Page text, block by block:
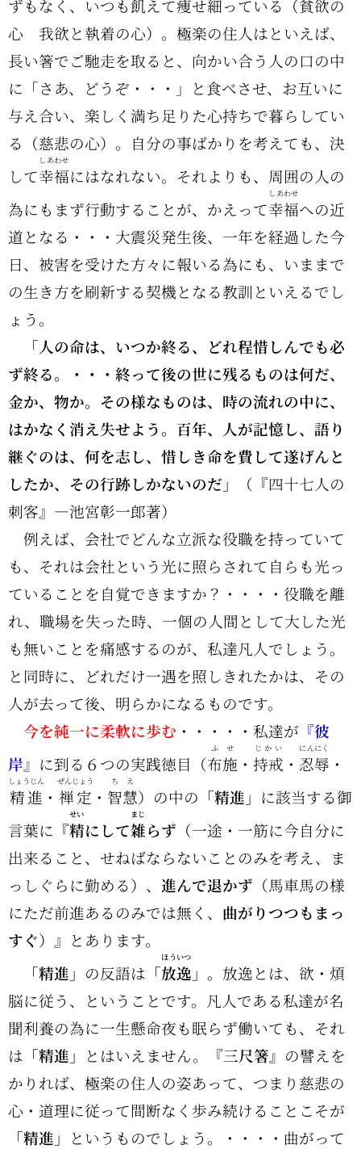
ずもなく、いつも飢えて痩せ細っている（貧欲の
心 我欲と執着の心）。極楽の住人はといえば、
長い箸でご馳走を取ると、向かい合う人の口の中
に「さあ、どうぞ・・・」と食べさせ、お互いに
与え合い、楽しく満ち足りた心持ちで暮らしてい
る（慈悲の心）。自分の事ばかりを考えても、決
して幸福
しあわせ
にはなれない。それよりも、周囲の人の
為にもまず行動することが、かえって幸福
しあわせ
への近
道となる・・・大震災発生後、一年を経過した今
日、被害を受けた方々に報いる為にも、いままで
の生き方を刷新する契機となる教訓といえるでし
ょう。
「人の命は、いつか終る、どれ程惜しんでも必
ず終る。・・・終って後の世に残るものは何だ、
金か、物か。その様なものは、時の流れの中に、
はかなく消え失せよう。百年、人が記憶し、語り
継ぐのは、何を志し、惜しき命を費して遂げんと
したか、その行跡しかないのだ」
（『四十七人の
刺客』―池宮彰一郎著）
例えば、会社でどんな立派な役職を持っていて
も、それは会社という光に照らされて自らも光っ
ていることを自覚できますか？・・・・役職を離
れ、職場を失った時、一個の人間として大した光
も無いことを痛感するのが、私達凡人でしょう。
と同時に、どれだけ一遇を照しきれたかは、その
人が去って後、明らかになるものです。
今を純一に柔軟に歩む ・・・・・私達が 『彼
岸』 に到る６つの実践徳目（布施
ふせ
・ 持戒
じかい
・ 忍辱
にんにく
・
精進
しょうじん
・ 禅定
ぜんじょう
・ 智慧
ちえ
）の中の 「精進」 に該当する御
言葉に『精
せい
にして雑
まじ
らず （一途・一筋に今自分に
出来ること、せねばならないことのみを考え、ま
っしぐらに勤める）、 進んで退かず （馬車馬の様
にただ前進あるのみでは無く、 曲がりつつもまっ
すぐ）』とあります。
「精進」 の反語は 「放逸
ほういつ
」 。放逸とは、欲・煩
脳に従う、ということです。凡人である私達が名
聞利養の為に一生懸命夜も眠らず働いても、それ
は 「精進」 とはいえません。 『三尺箸』 の譬えを
かりれば、極楽の住人の姿あって、つまり慈悲の
心・道理に従って間断なく歩み続けることこそが
「精進」
というものでしょう。・・・・曲がって